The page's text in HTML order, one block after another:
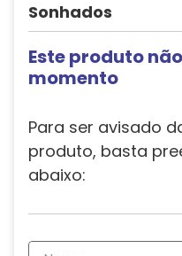
Sonhados
Este produto
momento
Para ser avisado
produto, basta
abaixo: